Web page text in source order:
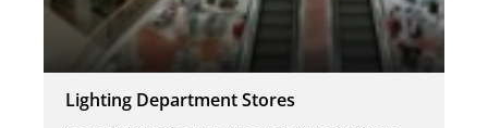
Lighting Department Stores